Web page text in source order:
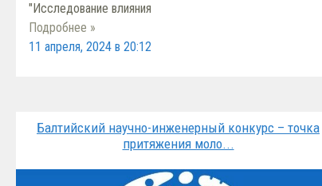
"Исследование влияния
Подробнее »
11 апреля, 2024 в 20:12
Балтийский научно-инженерный конкурс – точка
притяжения моло...